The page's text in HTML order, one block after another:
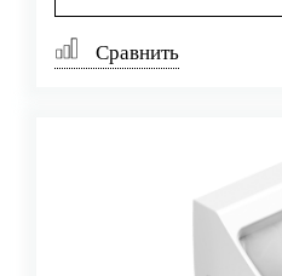
Сравнить